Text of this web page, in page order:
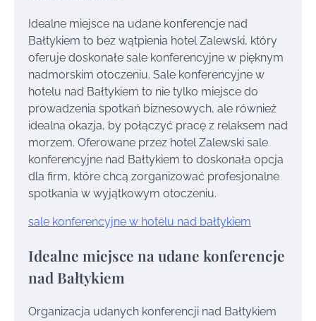
Idealne miejsce na udane konferencje nad
Bałtykiem to bez wątpienia hotel Zalewski, który
oferuje doskonałe sale konferencyjne w pięknym
nadmorskim otoczeniu. Sale konferencyjne w
hotelu nad Bałtykiem to nie tylko miejsce do
prowadzenia spotkań biznesowych, ale również
idealna okazja, by połączyć pracę z relaksem nad
morzem. Oferowane przez hotel Zalewski sale
konferencyjne nad Bałtykiem to doskonała opcja
dla firm, które chcą zorganizować profesjonalne
spotkania w wyjątkowym otoczeniu.
sale konferencyjne w hotelu nad bałtykiem
Idealne miejsce na udane konferencje
nad Bałtykiem
Organizacja udanych konferencji nad Bałtykiem